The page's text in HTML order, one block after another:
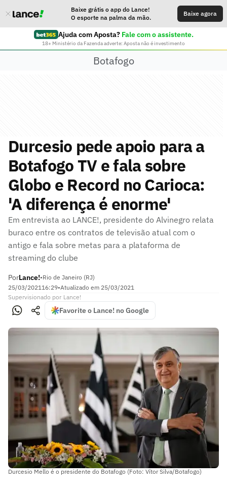
Baixe grátis o app do Lance!
O esporte na palma da mão.
Baixe agora
Ajuda com Aposta? Fale com o assistente.
18+ Ministério da Fazenda adverte: Aposta não é investimento
Botafogo
Durcesio pede apoio para a
Botafogo TV e fala sobre
Globo e Record no Carioca:
'A diferença é enorme'
Em entrevista ao LANCE!, presidente do Alvinegro relata
buraco entre os contratos de televisão atual com o
antigo e fala sobre metas para a plataforma de
streaming do clube
PorLance!•Rio de Janeiro (RJ)
25/03/202116:29•Atualizado em 25/03/2021
Supervisionado por Lance!
Favorite o Lance! no Google
Durcesio Mello é o presidente do Botafogo (Foto: Vítor Silva/Botafogo)